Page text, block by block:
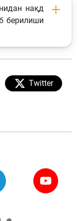
нақд
берилиши
Twitter